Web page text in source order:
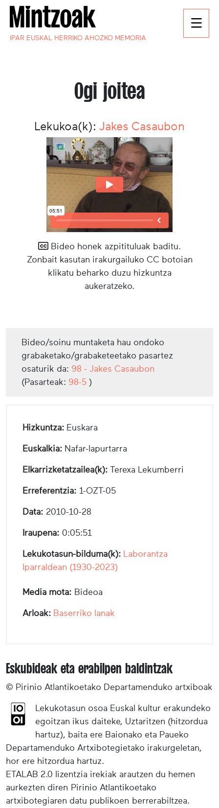
IPAR EUSKAL HERRIKO AHOZKO MEMORIA
Ogi joitea
Lekukoa(k): Jakes Casaubon
Bideo honek azpitituluak baditu.
Zonbait kasutan irakurgailuko CC botoian
klikatu beharko duzu hizkuntza
aukeratzeko.
Bideo/soinu muntaketa hau ondoko
grabaketako/grabaketeetako pasartez
osaturik da: 98 - Jakes Casaubon
(Pasarteak: 98-5 )
Hizkuntza: Euskara
Euskalkia: Nafar-lapurtarra
Elkarrizketatzailea(k): Terexa Lekumberri
Erreferentzia: 1-OZT-05
Data: 2010-10-28
Iraupena: 0:05:51
Lekukotasun-bilduma(k): Laborantza
Iparraldean (1930-2023)
Media mota: Bideoa
Arloak: Baserriko lanak
Eskubideak eta erabilpen baldintzak
© Pirinio Atlantikoetako Departamenduko artxiboak
Lekukotasun osoa Euskal kultur erakundeko
egoitzan ikus daiteke, Uztaritzen (hitzordua
hartuz), baita ere Baionako eta Paueko
Departamenduko Artxibotegietako irakurgeletan,
hor ere hitzordua hartuz.
ETALAB 2.0 lizentzia irekiak arautzen du hemen
aurkezten diren Pirinio Atlantikoetako
artxibotegiaren datu publikoen berrerabiltzea.